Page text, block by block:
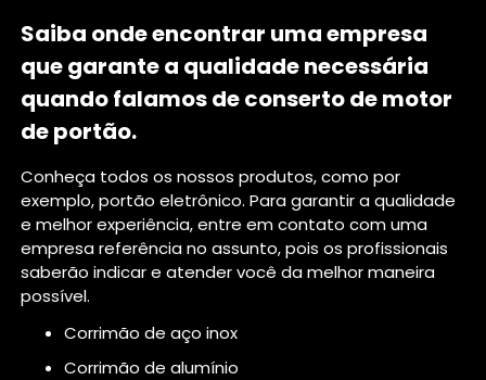
Saiba onde encontrar uma empresa
que garante a qualidade necessária
quando falamos de conserto de motor
de portão.
Conheça todos os nossos produtos, como por
exemplo, portão eletrônico. Para garantir a qualidade
e melhor experiência, entre em contato com uma
empresa referência no assunto, pois os profissionais
saberão indicar e atender você da melhor maneira
possível.
corrimão de aço inox
corrimão de alumínio